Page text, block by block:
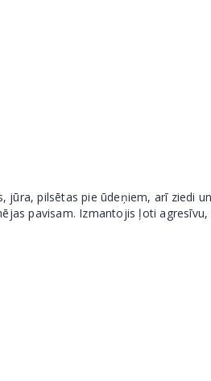
pilsētas pie ūdeņiem, arī ziedi
pavisam. Izmantojis ļoti